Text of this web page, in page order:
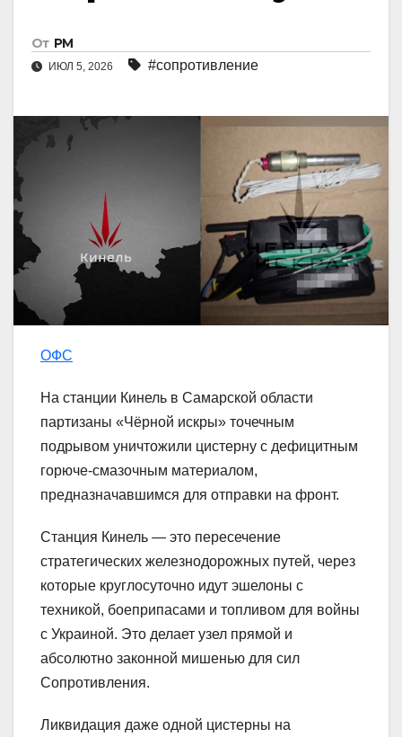
От РМ
ИЮЛ 5, 2026 #сопротивление
ОФС
На станции Кинель в Самарской области
партизаны «Чёрной искры» точечным
подрывом уничтожили цистерну с дефицитным
горюче-смазочным материалом,
предназначавшимся для отправки на фронт.
Станция Кинель — это пересечение
стратегических железнодорожных путей, через
которые круглосуточно идут эшелоны с
техникой, боеприпасами и топливом для войны
с Украиной. Это делает узел прямой и
абсолютно законной мишенью для сил
Сопротивления.
Ликвидация даже одной цистерны на